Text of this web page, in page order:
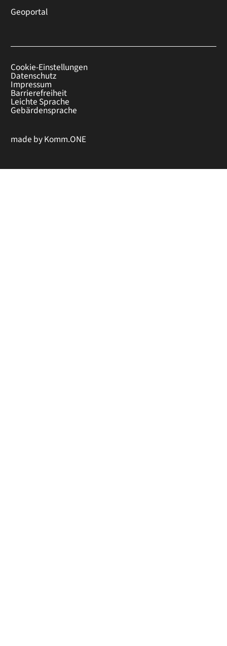
Geoportal
Cookie-Einstellungen
Datenschutz
Impressum
Barrierefreiheit
Leichte Sprache
Gebärdensprache
made byKomm.ONE